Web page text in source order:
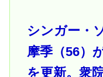
シンガー・
摩季（56）
を更新。衆